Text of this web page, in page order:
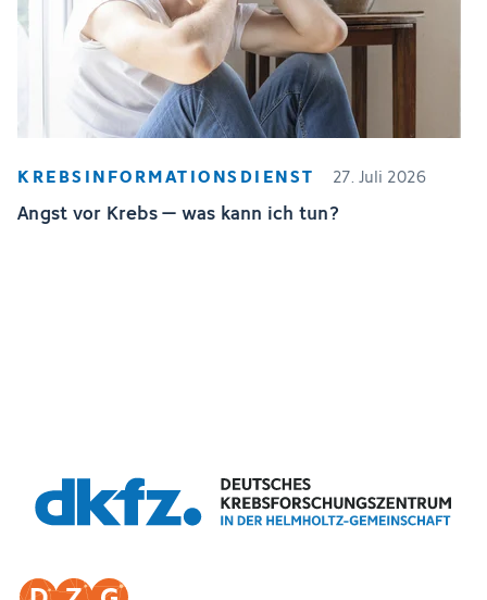
KREBSINFORMATIONSDIENST 27. Juli 2026
Angst vor Krebs – was kann ich tun?